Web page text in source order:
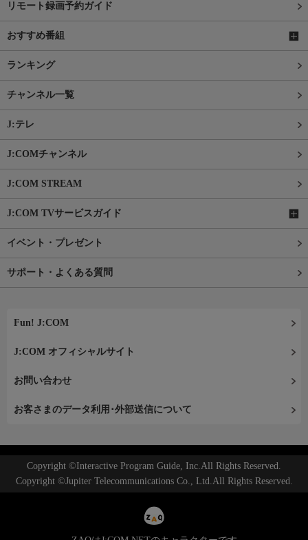
リモート録画予約ガイド
おすすめ番組
ランキング
チャンネル一覧
J:テレ
J:COMチャンネル
J:COM STREAM
J:COM TVサービスガイド
イベント・プレゼント
サポート・よくある質問
Fun! J:COM
J:COM オフィシャルサイト
お問い合わせ
お客さまのデータ利用･外部送信について
Copyright ©Interactive Program Guide, Inc.All Rights Reserved.
Copyright ©Jupiter Telecommunications Co., Ltd.All Rights Reserved.